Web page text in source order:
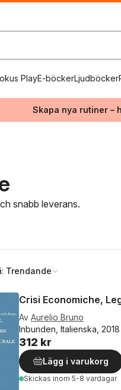
PlayE-böckerLjudböcker
Skapa nya rutiner –
snabb leverans.
Trendande
Crisi Economiche,
Av Aurelio Bruno
Inbunden, Italienska, 2018
312 kr
Lägg i varukorg
Skickas inom 5-8 vardagar